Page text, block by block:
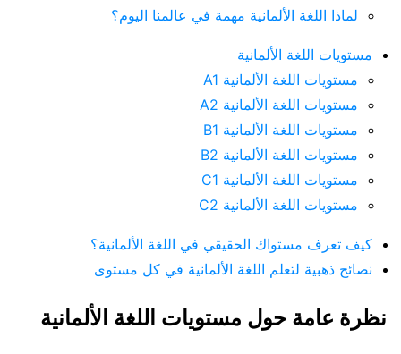
لماذا اللغة الألمانية مهمة في عالمنا اليوم؟
مستويات اللغة الألمانية
مستويات اللغة الألمانية A1
مستويات اللغة الألمانية A2
مستويات اللغة الألمانية B1
مستويات اللغة الألمانية B2
مستويات اللغة الألمانية C1
مستويات اللغة الألمانية C2
كيف تعرف مستواك الحقيقي في اللغة الألمانية؟
نصائح ذهبية لتعلم اللغة الألمانية في كل مستوى
نظرة عامة حول مستويات اللغة الألمانية